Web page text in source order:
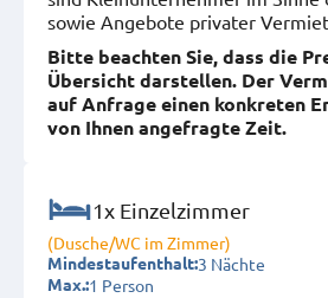
sowie Angebote privater
Bitte beachten Sie, dass die
Übersicht darstellen. Der
auf Anfrage einen konkreten
von Ihnen angefragte Zeit.
1x Einzelzimmer
(Dusche/WC im Zimmer)
Mindestaufenthalt:3 Nächte
Max.:1 Person